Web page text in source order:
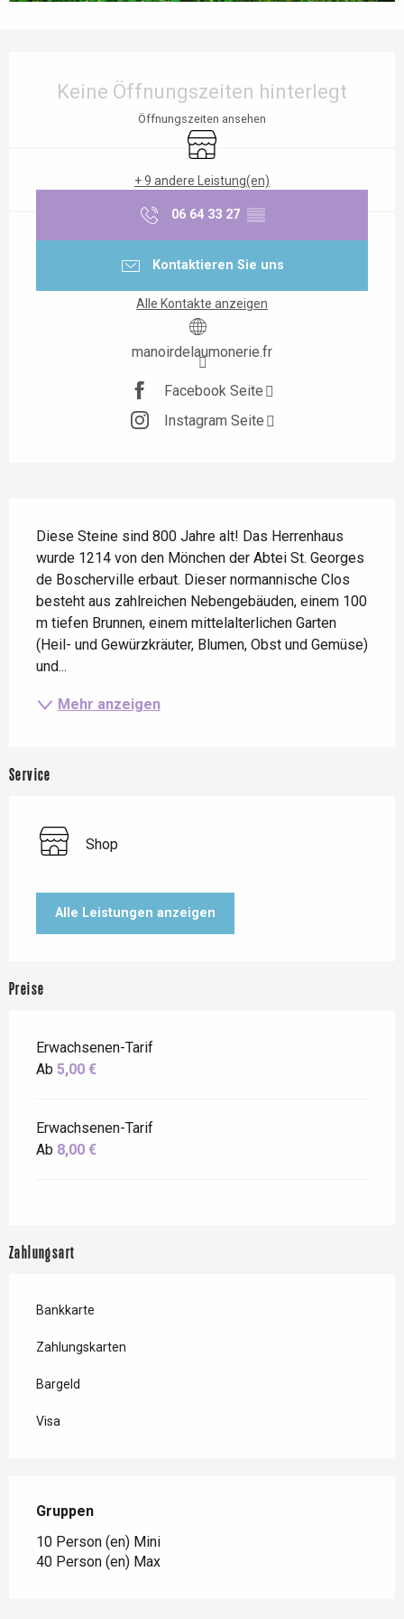
Keine Öffnungszeiten hinterlegt
Öffnungszeiten ansehen
Shop
+ 9 andere Leistung(en)
06 64 33 27 ▒▒
Kontaktieren Sie uns
Alle Kontakte anzeigen
manoirdelaumonerie.fr
Facebook Seite
Instagram Seite
Diese Steine sind 800 Jahre alt! Das Herrenhaus
wurde 1214 von den Mönchen der Abtei St. Georges
de Boscherville erbaut. Dieser normannische Clos
besteht aus zahlreichen Nebengebäuden, einem 100
m tiefen Brunnen, einem mittelalterlichen Garten
(Heil- und Gewürzkräuter, Blumen, Obst und Gemüse)
und...
Mehr anzeigen
Service
Shop
Alle Leistungen anzeigen
Preise
Erwachsenen-Tarif
Ab 5,00 €
Erwachsenen-Tarif
Ab 8,00 €
Zahlungsart
Bankkarte
Zahlungskarten
Bargeld
Visa
Gruppen
Gruppen
10 Person (en) Mini
40 Person (en) Max